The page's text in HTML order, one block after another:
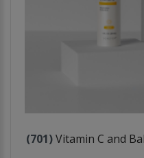
(701)Vitamin C and